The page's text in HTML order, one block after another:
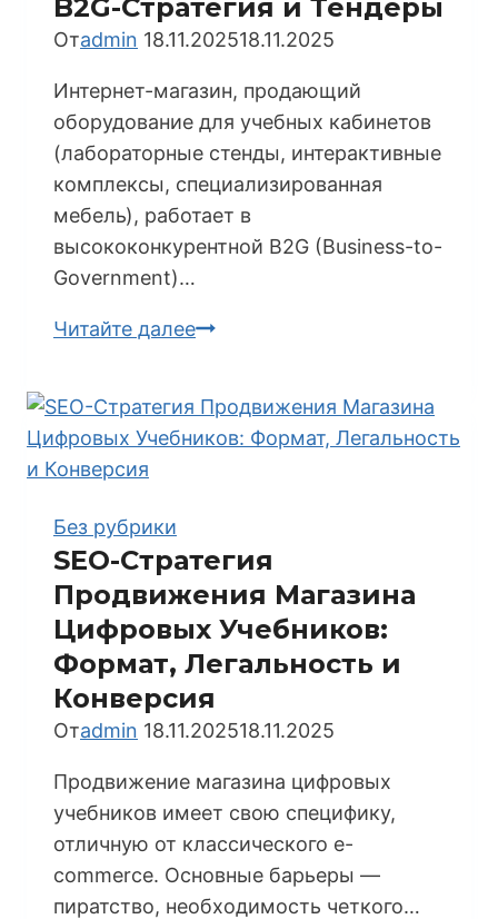
Контент
B2G-Стратегия и Тендеры
Отadmin 18.11.202518.11.2025
Интернет-магазин, продающий
оборудование для учебных кабинетов
(лабораторные стенды, интерактивные
комплексы, специализированная
мебель), работает в
высококонкурентной B2G (Business-to-
Government)…
Читайте далееSEO-
Оборудования
для
Стратегия
и
Тендеры
Без рубрики
SEO-Стратегия
Продвижения Магазина
Цифровых Учебников:
Формат, Легальность и
Конверсия
Отadmin 18.11.202518.11.2025
Продвижение магазина цифровых
учебников имеет свою специфику,
отличную от классического e-
commerce. Основные барьеры —
пиратство, необходимость четкого…